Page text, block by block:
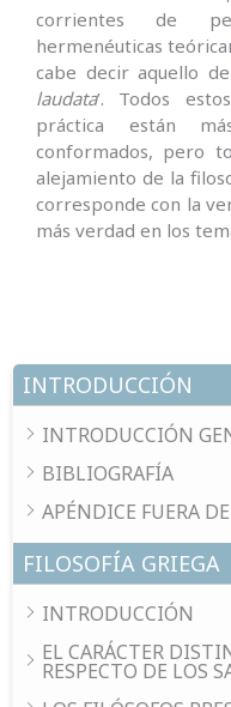
INTRODUCCIÓN
INTRODUCCIÓN
BIBLIOGRAFÍA
APÉNDICE FUERA
FILOSOFÍA GRIEGA
INTRODUCCIÓN
EL CARÁCTER
RESPECTO DE LOS
corrientes de
hermenéuticas
cabe decir aquello de
laudata’. Todos
práctica están
conformados, pero
alejamiento de la
corresponde con la
más verdad en los